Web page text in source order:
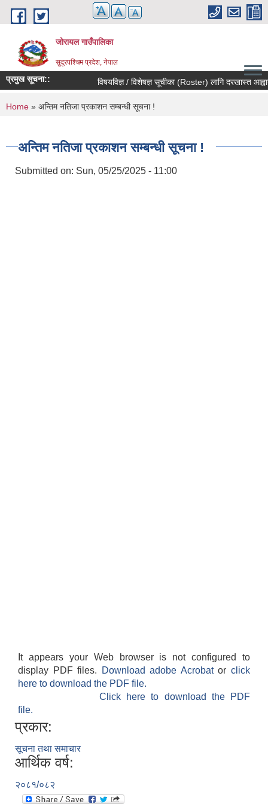
Skip to main content
जोरायल गाउँपालिका
सुदूरपश्चिम प्रदेश, नेपाल
प्रमुख सूचना:: विषयविज्ञ / विशेषज्ञ सूचीका (Roster) लागि दरखास्त आह्वान
You are here
Home » अन्तिम नतिजा प्रकाशन सम्बन्धी सूचना !
अन्तिम नतिजा प्रकाशन सम्बन्धी सूचना !
Submitted on: Sun, 05/25/2025 - 11:00
It appears your Web browser is not configured to
display PDF files.
Download adobe Acrobatorclick
here to download the PDF file.
Click here to download the PDF
file.
प्रकार:
सूचना तथा समाचार
आर्थिक वर्ष:
२०८१/०८२